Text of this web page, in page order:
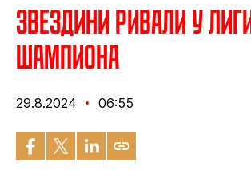
Звездини ривали у
шампиона
29.8.2024 06:55